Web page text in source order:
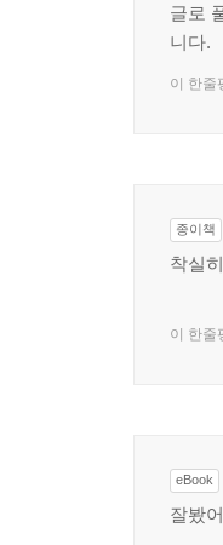
글로
니다.
이 한줄
종이책
착실
이 한줄
eBook
잘봤